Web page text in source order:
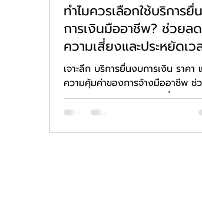
ทำไมควรเลือกใช้บริการยื่น
การเงินมืออาชีพ? ช่วยลด
ความเสี่ยงและประหยัดเวล
อย่างไร พร้อมเช็ก บริการ
งบการเงิน ราคา คุ้มค่าที่สุ
2569
เจาะลึก บริการยื่นงบการเงิน ราคา แ
ความคุ้มค่าของการจ้างมืออาชีพ ช่
ประหยัดเวลาและลดความเสี่ยงจากก
โดนค่าปรับ ยื่นงบการเงิน ได้อย่าง